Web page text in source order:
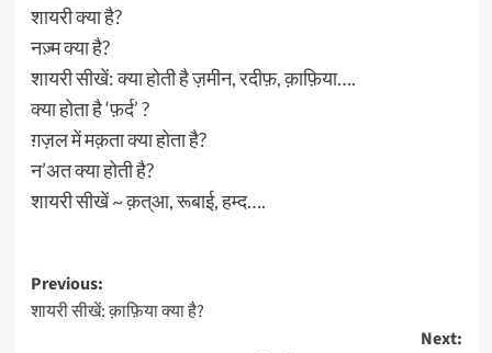
शायरी क्या है?
नज़्म क्या है?
शायरी सीखें: क्या होती है ज़मीन, रदीफ़, क़ाफ़िया….
क्या होता है ‘फ़र्द’ ?
ग़ज़ल में मक़ता क्या होता है?
न’अत क्या होती है?
शायरी सीखें ~ क़त्आ, रूबाई, हम्द….
Post
navigation
Previous:
शायरी सीखें: क़ाफ़िया क्या है?
Next: